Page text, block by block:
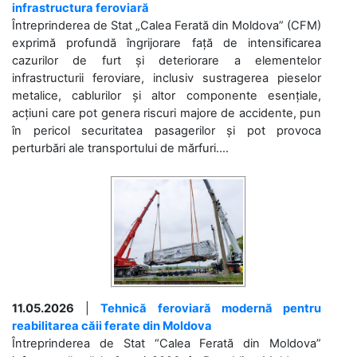
infrastructura feroviară
Întreprinderea de Stat „Calea Ferată din Moldova” (CFM)
exprimă profundă îngrijorare față de intensificarea
cazurilor de furt și deteriorare a elementelor
infrastructurii feroviare, inclusiv sustragerea pieselor
metalice, cablurilor și altor componente esențiale,
acțiuni care pot genera riscuri majore de accidente, pun
în pericol securitatea pasagerilor și pot provoca
perturbări ale transportului de mărfuri....
11.05.2026 |Tehnică feroviară modernă pentru
reabilitarea căii ferate din Moldova
Întreprinderea de Stat “Calea Ferată din Moldova”